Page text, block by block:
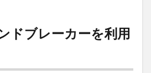
ドブレーカーを利用